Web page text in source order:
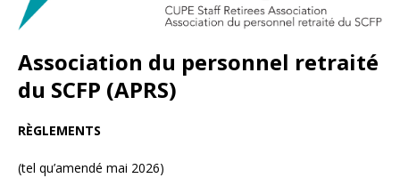
Association du personnel retraité
du SCFP (APRS)
RÈGLEMENTS
(tel qu’amendé mai 2026)